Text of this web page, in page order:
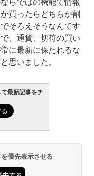
らではの機能で情報
買ったらどちらか割
そろえそうなんです
、通貨、切符の買い
に最新に保たれるな
思いました。
最新記事をチ
優先表示させる